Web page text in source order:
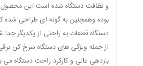
و نظافت دستگاه شده است.این محصول
بوده وهمچنین به گونه ای طراحی
دستگاه قطعات به راحتی از یکدیگر جدا
از جمله ویژگی های دستگاه سرخ کن برقی
بازدهی عالی و کارکرد راحت دستگاه